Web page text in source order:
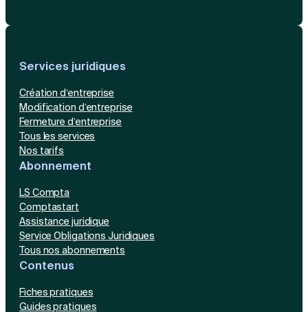
Services juridiques
Création d’entreprise
Modification d’entreprise
Fermeture d’entreprise
Tous les services
Nos tarifs
Abonnement
LS Compta
Comptastart
Assistance juridique
Service Obligations Juridiques
Tous nos abonnements
Contenus
Fiches pratiques
Guides pratiques